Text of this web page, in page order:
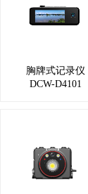
胸牌式记录仪
DCW-D4101